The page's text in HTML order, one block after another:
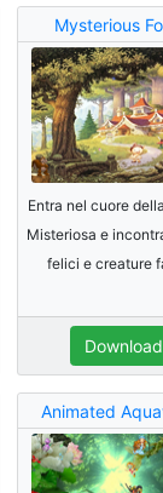
Mysterious
Entra nel cuore
Misteriosa e
felici e creature
Download
Animated